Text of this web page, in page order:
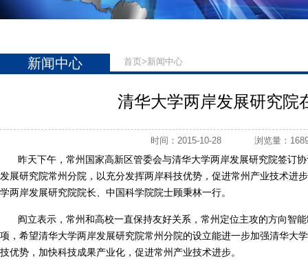
新闻中心 首页>新闻中心
清华大学两岸发展研究院
时间：2015-10-28 浏览量
昨天下午，常州国家高新区管委会与清华大学两岸发展研究院签订
发展研究院常州分院，以充分发挥两岸科技优势，促进常州产业技术进
学两岸发展研究院院长、中国科学院院士顾秉林一行。
阎立表示，常州和高校一直保持友好关系，常州定位主攻的方向智
项，希望清华大学两岸发展研究院常州分院的设立能进一步加强清华大
技优势，加快科技成果产业化，促进常州产业技术进步。